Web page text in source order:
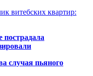
витебских квартир:
пострадала
случая пьяного